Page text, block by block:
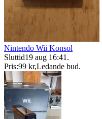
Nintendo Wii Konsol
Sluttid19 aug 16:41 .
Pris:99 kr,Ledande bud.